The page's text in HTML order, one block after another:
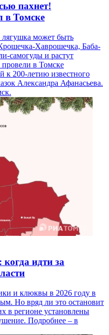
пахнет!
в Томске
может быть
Хаврошечка, Баба-
самогуды и растут
в Томске
к 200-летию известного
Александра Афанасьева.
идти за
и клюквы в 2026 году в
Но вряд ли это остановит
в регионе установлены
Подробнее – в